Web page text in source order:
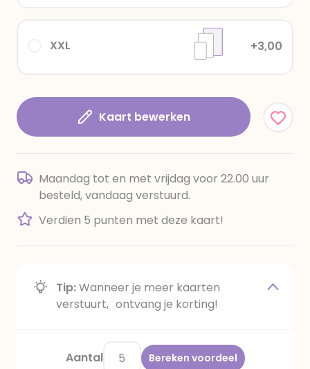
XXL +3,00
Kaart bewerken
Maandag tot en met vrijdag voor 22.00 uur
besteld, vandaag verstuurd.
Verdien 5 punten met deze kaart!
Tip:Wanneer je meer kaarten
verstuurt, ontvang je korting!
Aantal Bereken voordeel